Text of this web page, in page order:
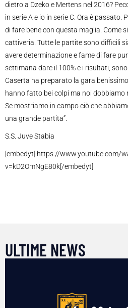
dietro a Dzeko e Mertens nel 2016?
in serie A e io in serie C. Ora è passato.
di fare bene con questa maglia. Come
cattiveria. Tutte le partite sono difficili
avere determinazione e fame di fare
settimana dare il 100% e i risultati,
Caserta ha preparato la gara
hanno fatto bei colpi ma noi dobbiamo
Se mostriamo in campo ciò che
una grande partita”.
S.S. Juve Stabia
[embedyt] https://www.youtube.com/
v=kD2OmNgE80k[/embedyt]
ULTIME NEWS